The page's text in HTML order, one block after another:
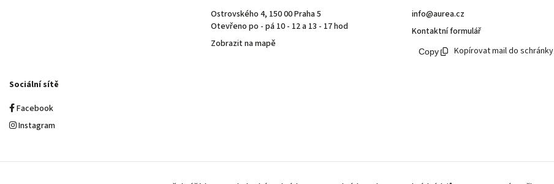
Ostrovského 4, 150 00 Praha 5
Otevřeno po - pá 10 - 12 a 13 - 17 hod
Zobrazit na mapě
info@aurea.cz
Kontaktní formulář
Kopírovat mail do schránky
Sociální sítě
Facebook
Instagram